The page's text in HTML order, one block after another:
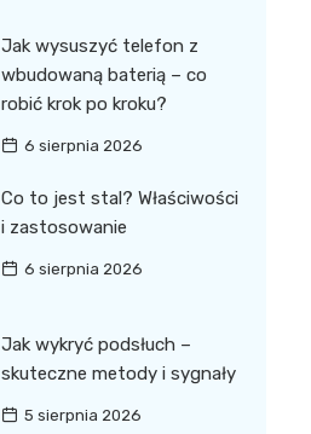
Jak wysuszyć telefon z
wbudowaną baterią – co
robić krok po kroku?
6 sierpnia 2026
Co to jest stal? Właściwości
i zastosowanie
6 sierpnia 2026
Jak wykryć podsłuch –
skuteczne metody i sygnały
5 sierpnia 2026